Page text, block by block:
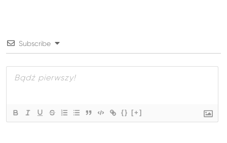
Subscribe
{} [+]